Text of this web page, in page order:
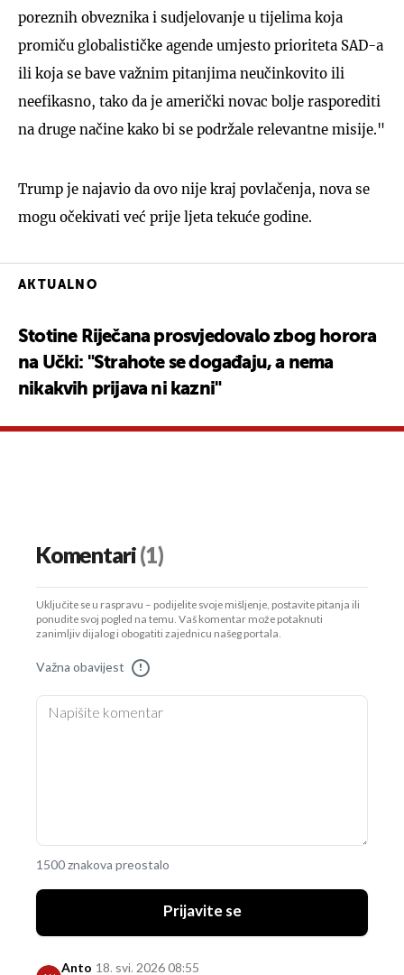
poreznih obveznika i sudjelovanje u tijelima koja
promiču globalističke agende umjesto prioriteta SAD-a
ili koja se bave važnim pitanjima neučinkovito ili
neefikasno, tako da je američki novac bolje rasporediti
na druge načine kako bi se podržale relevantne misije."
Trump je najavio da ovo nije kraj povlačenja, nova se
mogu očekivati već prije ljeta tekuće godine.
AKTUALNO
Stotine Riječana prosvjedovalo zbog horora
na Učki: "Strahote se događaju, a nema
nikakvih prijava ni kazni"
Komentari(1)
Uključite se u raspravu – podijelite svoje mišljenje, postavite pitanja ili
ponudite svoj pogled na temu. Vaš komentar može potaknuti
zanimljiv dijalog i obogatiti zajednicu našeg portala.
Važna obavijest !
1500 znakova preostalo
Prijavite se
Anto 18. svi. 2026 08:55